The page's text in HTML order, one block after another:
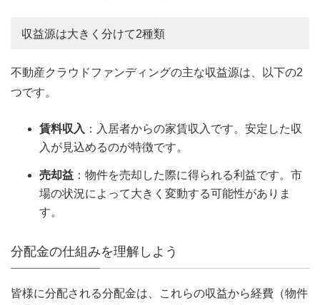
収益源は大きく分けて2種類
不動産クラウドファンディングの主な収益源は、以下の2
つです。
賃料収入 ：入居者からの家賃収入です。安定した収
入が見込めるのが特徴です。
売却益 ：物件を売却した際に得られる利益です。市
場の状況によって大きく変動する可能性がありま
す。
分配金の仕組みを理解しよう
皆様に分配される分配金は、これらの収益から経費（物件